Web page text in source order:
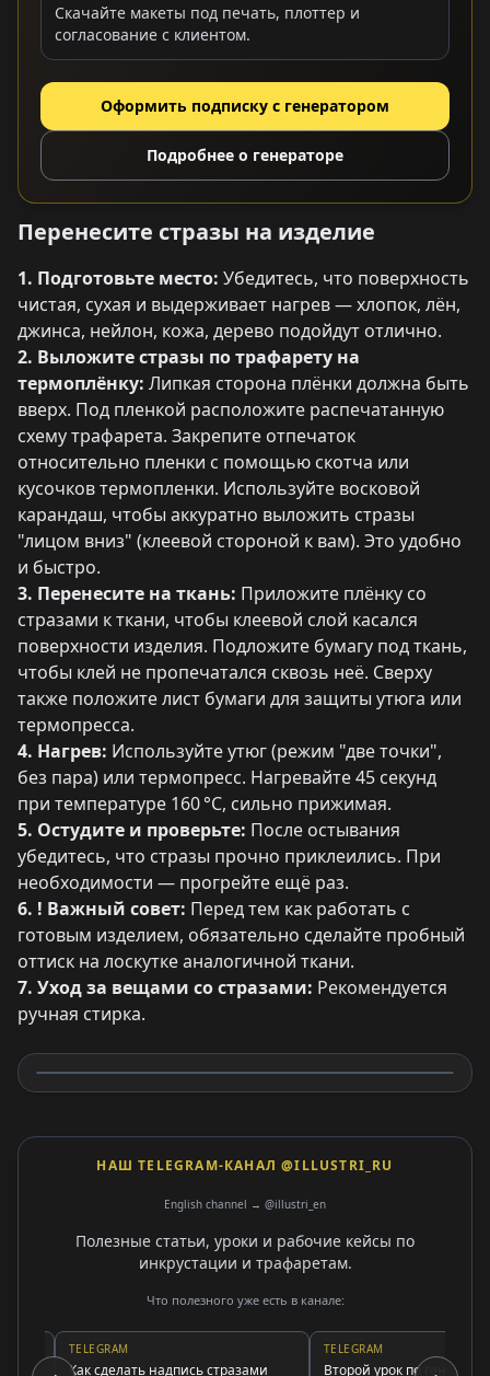
Скачайте макеты под печать, плоттер и
согласование с клиентом.
Оформить подписку с генератором
Подробнее о генераторе
Перенесите стразы на изделие
1. Подготовьте место: Убедитесь, что поверхность
чистая, сухая и выдерживает нагрев — хлопок, лён,
джинса, нейлон, кожа, дерево подойдут отлично.
2. Выложите стразы по трафарету на
термоплёнку: Липкая сторона плёнки должна быть
вверх. Под пленкой расположите распечатанную
схему трафарета. Закрепите отпечаток
относительно пленки с помощью скотча или
кусочков термопленки. Используйте восковой
карандаш, чтобы аккуратно выложить стразы
"лицом вниз" (клеевой стороной к вам). Это удобно
и быстро.
3. Перенесите на ткань: Приложите плёнку со
стразами к ткани, чтобы клеевой слой касался
поверхности изделия. Подложите бумагу под ткань,
чтобы клей не пропечатался сквозь неё. Сверху
также положите лист бумаги для защиты утюга или
термопресса.
4. Нагрев: Используйте утюг (режим "две точки",
без пара) или термопресс. Нагревайте 45 секунд
при температуре 160 °C, сильно прижимая.
5. Остудите и проверьте: После остывания
убедитесь, что стразы прочно приклеились. При
необходимости — прогрейте ещё раз.
6. ! Важный совет: Перед тем как работать с
готовым изделием, обязательно сделайте пробный
оттиск на лоскутке аналогичной ткани.
7. Уход за вещами со стразами: Рекомендуется
ручная стирка.
НАШ TELEGRAM-КАНАЛ @ILLUSTRI_RU
English channel → @illustri_en
Полезные статьи, уроки и рабочие кейсы по
инкрустации и трафаретам.
Что полезного уже есть в канале:
TELEGRAM
Как сделать надпись стразами
TELEGRAM
Второй урок по генератору